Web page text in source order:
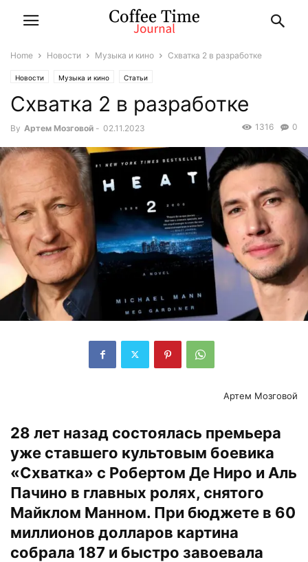
Home Новости Музыка и кино Схватка 2 в разработке
Новости Музыка и кино Статьи
Схватка 2 в разработке
By Артем Мозговой - 02.11.2023 0
1316
Артем Мозговой
28 лет назад состоялась премьера
уже ставшего культовым боевика
«Схватка» с Робертом Де Ниро и Аль
Пачино в главных ролях, снятого
Майклом Манном. При бюджете в 60
миллионов долларов картина
собрала 187 и быстро завоевала